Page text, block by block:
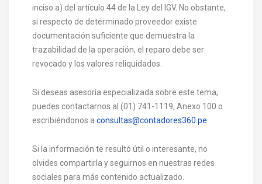
inciso a) del artículo 44 de la Ley del IGV. No obstante,
si respecto de determinado proveedor existe
documentación suficiente que demuestra la
trazabilidad de la operación, el reparo debe ser
revocado y los valores reliquidados.
Si deseas asesoría especializada sobre este tema,
puedes contactarnos al (01) 741-1119, Anexo 100 o
escribiéndonos a consultas@contadores360.pe
Si la información te resultó útil o interesante, no
olvides compartirla y seguirnos en nuestras redes
sociales para más contenido actualizado.